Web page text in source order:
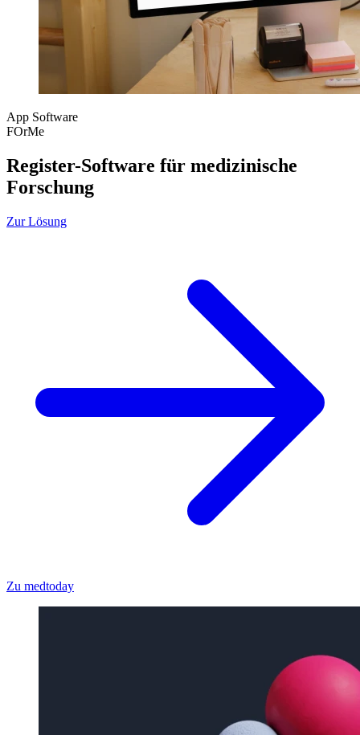
App Software
FOrMe
Register-Software für medizinische
Forschung
Zur Lösung
Zu medtoday